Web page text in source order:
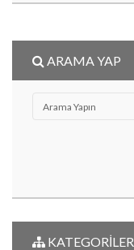
ARAMA YAP
KATEGORİLER